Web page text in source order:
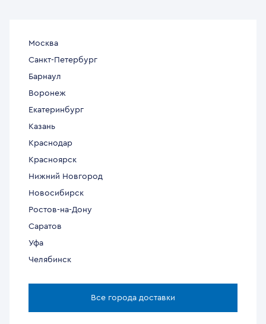
Москва
Санкт-Петербург
Барнаул
Воронеж
Екатеринбург
Казань
Краснодар
Красноярск
Нижний Новгород
Новосибирск
Ростов-на-Дону
Саратов
Уфа
Челябинск
Все города доставки